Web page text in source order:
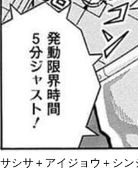
サシサ＋アイジョウ＋シ